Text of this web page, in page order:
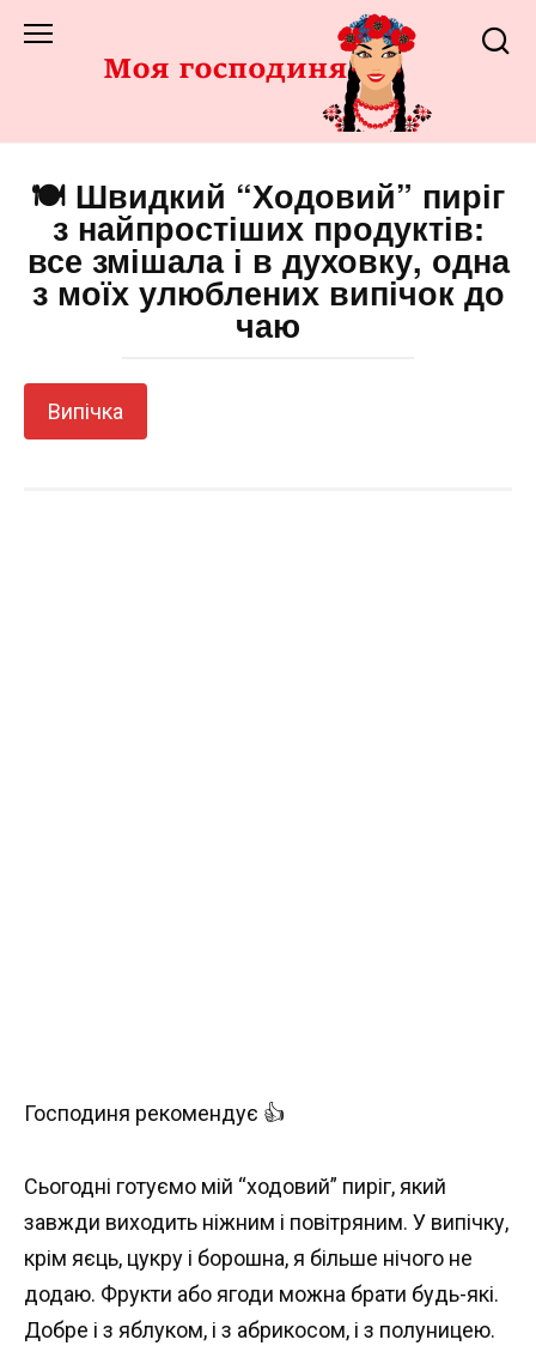
до
🍽️ Швидкий “Ходовий” пиріг
з найпростіших продуктів:
все змішала і в духовку, одна
з моїх улюблених випічок до
чаю
Випічка
Господиня рекомендує 👍
Сьогодні готуємо мій “ходовий” пиріг, який
завжди виходить ніжним і повітряним. У випічку,
крім яєць, цукру і борошна, я більше нічого не
додаю. Фрукти або ягоди можна брати будь-які.
Добре і з яблуком, і з абрикосом, і з полуницею.